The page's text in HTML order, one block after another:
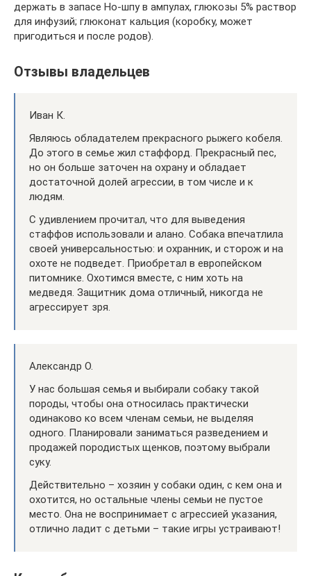
держать в запасе Но-шпу в ампулах, глюкозы 5% раствор
для инфузий; глюконат кальция (коробку, может
пригодиться и после родов).
Отзывы владельцев
Иван К.
Являюсь обладателем прекрасного рыжего кобеля.
До этого в семье жил стаффорд. Прекрасный пес,
но он больше заточен на охрану и обладает
достаточной долей агрессии, в том числе и к
людям.
С удивлением прочитал, что для выведения
стаффов использовали и алано. Собака впечатлила
своей универсальностью: и охранник, и сторож и на
охоте не подведет. Приобретал в европейском
питомнике. Охотимся вместе, с ним хоть на
медведя. Защитник дома отличный, никогда не
агрессирует зря.
Александр О.
У нас большая семья и выбирали собаку такой
породы, чтобы она относилась практически
одинаково ко всем членам семьи, не выделяя
одного. Планировали заниматься разведением и
продажей породистых щенков, поэтому выбрали
суку.
Действительно – хозяин у собаки один, с кем она и
охотится, но остальные члены семьи не пустое
место. Она не воспринимает с агрессией указания,
отлично ладит с детьми – такие игры устраивают!